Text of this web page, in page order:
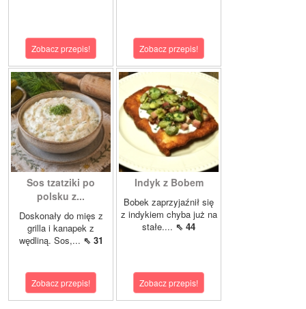
Zobacz przepis! Zobacz przepis!
Sos tzatziki po
polsku z...
Doskonały do mięs z
grilla i kanapek z
wędliną. Sos,... ⇖ 31
Zobacz przepis!
Indyk z Bobem
Bobek zaprzyjaźnił się
z indykiem chyba już na
stałe.... ⇖ 44
Zobacz przepis!